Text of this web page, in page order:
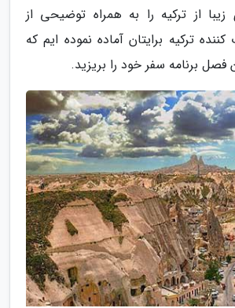
زیبا از ترکیه را به همراه توضیحی از
ترکیه برایتان آماده نموده ایم که
فصل برنامه سفر خود را بریزید.